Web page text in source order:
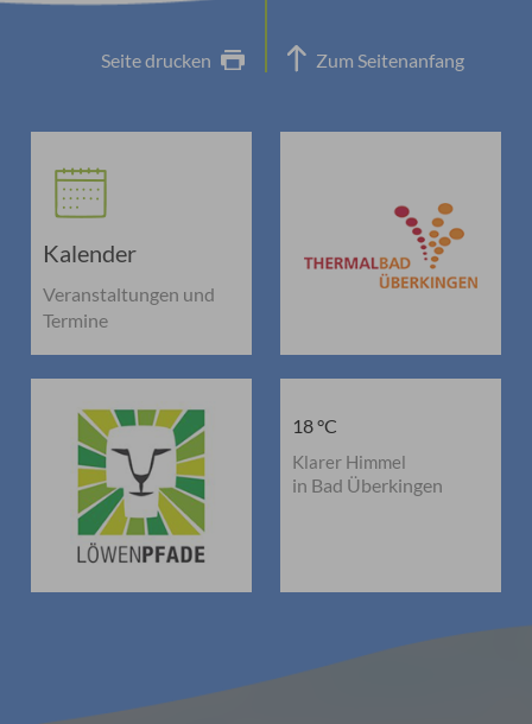
Seite drucken Zum Seitenanfang
Kalender
Veranstaltungen und
Termine
18 °C
Klarer Himmel
in Bad Überkingen